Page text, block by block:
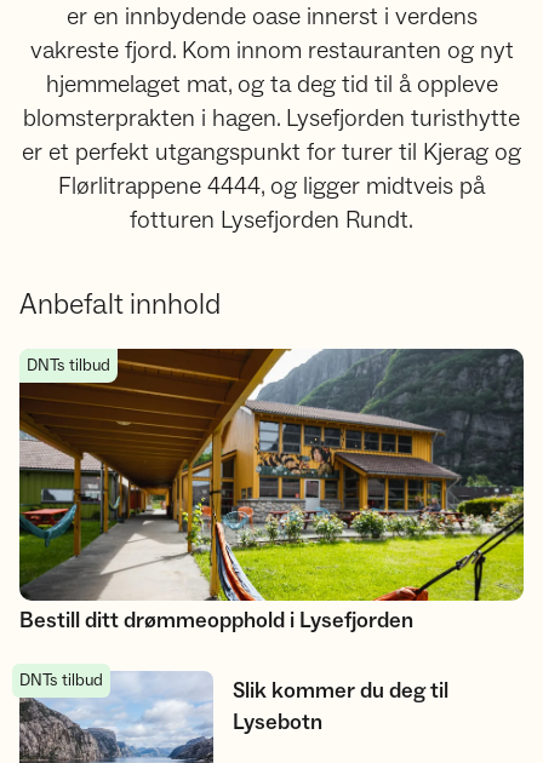
er en innbydende oase innerst i verdens
vakreste fjord. Kom innom restauranten og nyt
hjemmelaget mat, og ta deg tid til å oppleve
blomsterprakten i hagen. Lysefjorden turisthytte
er et perfekt utgangspunkt for turer til Kjerag og
Flørlitrappene 4444, og ligger midtveis på
fotturen Lysefjorden Rundt.
Anbefalt innhold
Bestill ditt drømmeopphold i Lysefjorden
DNTs tilbud
Bestill ditt drømmeopphold i Lysefjorden
Slik kommer du deg til Lysebotn
DNTs tilbud
Slik kommer du deg til
Lysebotn